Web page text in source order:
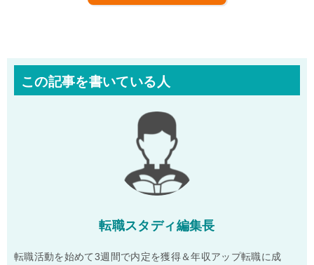
この記事を書いている人
転職スタディ編集長
転職活動を始めて3週間で内定を獲得＆年収アップ転職に成